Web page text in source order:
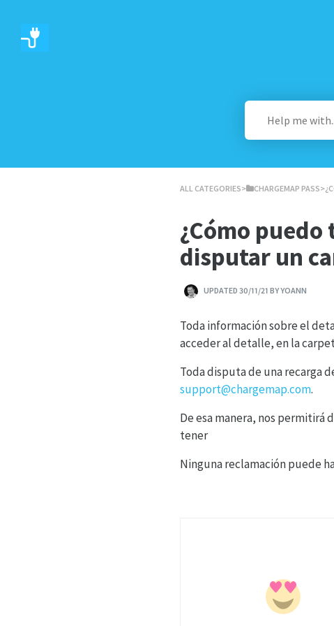
ALL CATEGORIES​>​ ​CHARGEMAP PASS​>​
¿Cómo
disputar un
UPDATED 30/11/21 BY YOANN
Toda información sobre el
acceder al detalle, en la
Toda disputa de una recarga
support@chargemap.com.
De esa manera, nos permitirá
tener
Ninguna reclamación puede